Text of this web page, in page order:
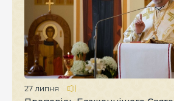
27 липня